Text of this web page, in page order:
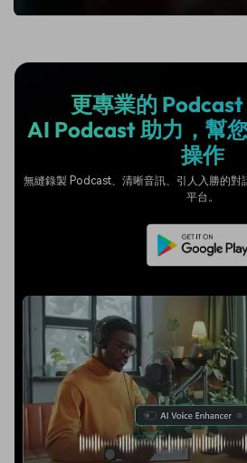
更專業的
AI Podcast 助力，幫
操作
無縫錄製 Podcast、清晰音訊、引人入勝的
平台。